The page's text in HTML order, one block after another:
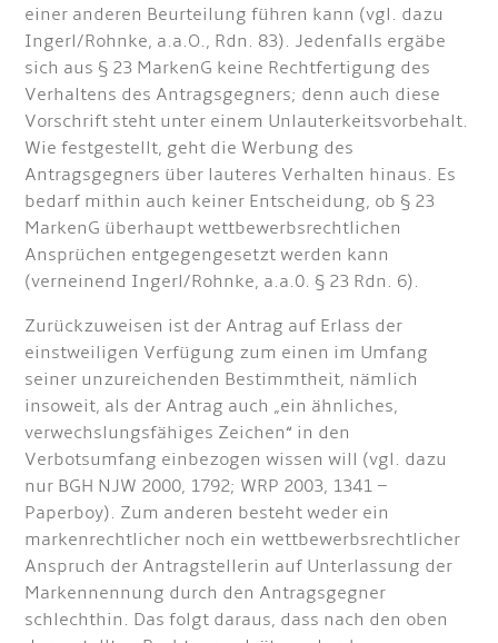
einer anderen Beurteilung führen kann (vgl. dazu
Ingerl/Rohnke, a.a.O., Rdn. 83). Jedenfalls ergäbe
sich aus § 23 MarkenG keine Rechtfertigung des
Verhaltens des Antragsgegners; denn auch diese
Vorschrift steht unter einem Unlauterkeitsvorbehalt.
Wie festgestellt, geht die Werbung des
Antragsgegners über lauteres Verhalten hinaus. Es
bedarf mithin auch keiner Entscheidung, ob § 23
MarkenG überhaupt wettbewerbsrechtlichen
Ansprüchen entgegengesetzt werden kann
(verneinend Ingerl/Rohnke, a.a.0. § 23 Rdn. 6).
Zurückzuweisen ist der Antrag auf Erlass der
einstweiligen Verfügung zum einen im Umfang
seiner unzureichenden Bestimmtheit, nämlich
insoweit, als der Antrag auch „ein ähnliches,
verwechslungsfähiges Zeichen“ in den
Verbotsumfang einbezogen wissen will (vgl. dazu
nur BGH NJW 2000, 1792; WRP 2003, 1341 –
Paperboy). Zum anderen besteht weder ein
markenrechtlicher noch ein wettbewerbsrechtlicher
Anspruch der Antragstellerin auf Unterlassung der
Markennennung durch den Antragsgegner
schlechthin. Das folgt daraus, dass nach den oben